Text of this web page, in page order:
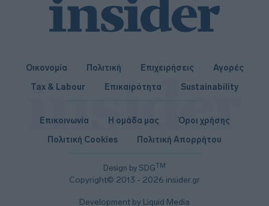
Οικονομία Πολιτική Επιχειρήσεις
Αγορές
Tax & Labour
Επικαιρότητα Sustainability
Design by SDGTM
Copyright© 2013 - 2026 insider.gr
Επικοινωνία Η ομάδα μας
Όροι χρήσης
Πολιτική Cookies
Πολιτική Απορρήτου
Development by Liquid Media